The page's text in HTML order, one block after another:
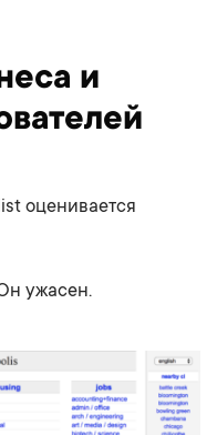
и
оценивается
ужасен.